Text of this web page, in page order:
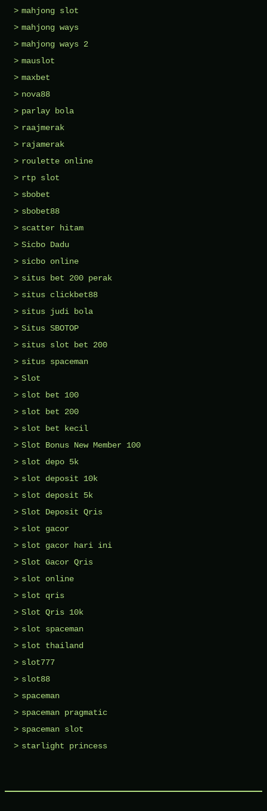
mahjong slot
mahjong ways
mahjong ways 2
mauslot
maxbet
nova88
parlay bola
raajmerak
rajamerak
roulette online
rtp slot
sbobet
sbobet88
scatter hitam
Sicbo Dadu
sicbo online
situs bet 200 perak
situs clickbet88
situs judi bola
Situs SBOTOP
situs slot bet 200
situs spaceman
Slot
slot bet 100
slot bet 200
slot bet kecil
Slot Bonus New Member 100
slot depo 5k
slot deposit 10k
slot deposit 5k
Slot Deposit Qris
slot gacor
slot gacor hari ini
Slot Gacor Qris
slot online
slot qris
Slot Qris 10k
slot spaceman
slot thailand
slot777
slot88
spaceman
spaceman pragmatic
spaceman slot
starlight princess